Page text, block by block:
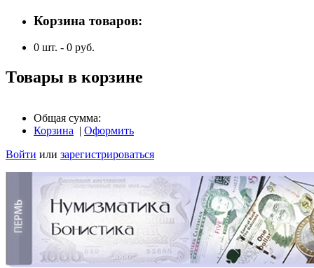
Корзина товаров:
0 шт. - 0 руб.
Товары в корзине
Общая сумма:
Корзина | Оформить
Войти или зарегистрироваться